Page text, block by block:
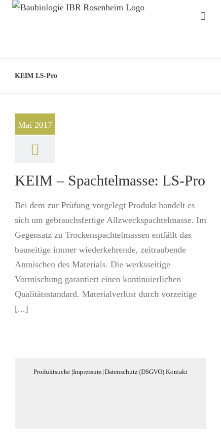
KEIM LS-Pro
Mai 2017
KEIM – Spachtelmasse: LS-Pro
Bei dem zur Prüfung vorgelegt Produkt handelt es
sich um gebrauchsfertige Allzweckspachtelmasse. Im
Gegensatz zu Trockenspachtelmassen entfällt das
bauseitige immer wiederkehrende, zeitraubende
Anmischen des Materials. Die werksseitige
Vormischung garantiert einen kontinuierlichen
Qualitätsstandard. Materialverlust durch vorzeitige
[...]
Produktsuche |Impressum |Datenschutz (DSGVO)|Kontakt